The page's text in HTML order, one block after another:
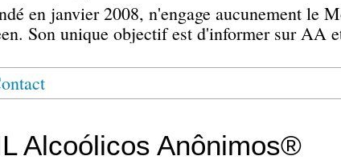
en janvier 2008, n'engage aucunement le
Son unique objectif est d'informer sur AA
Alcoólicos Anônimos®